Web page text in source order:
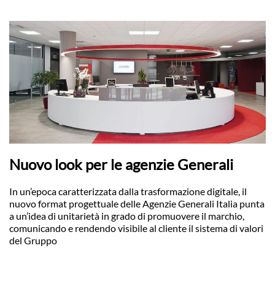
Nuovo look per le agenzie Generali
In un’epoca caratterizzata dalla trasformazione digitale, il
nuovo format progettuale delle Agenzie Generali Italia punta
a un’idea di unitarietà in grado di promuovere il marchio,
comunicando e rendendo visibile al cliente il sistema di valori
del Gruppo